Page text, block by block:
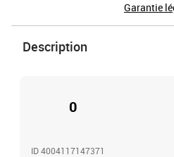
Garantie
Description
0
ID 4004117147371